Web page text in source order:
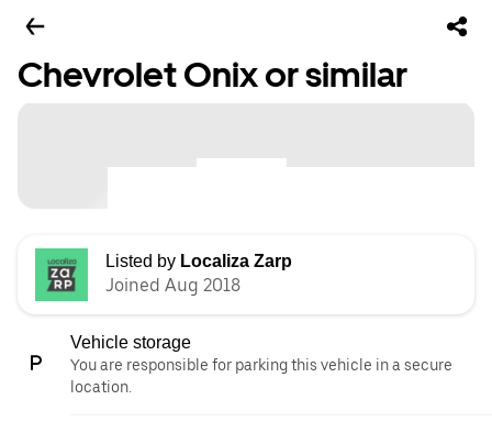
Chevrolet Onix or similar
Listed by Localiza Zarp
Joined Aug 2018
Vehicle storage
You are responsible for parking this vehicle in a secure
location.